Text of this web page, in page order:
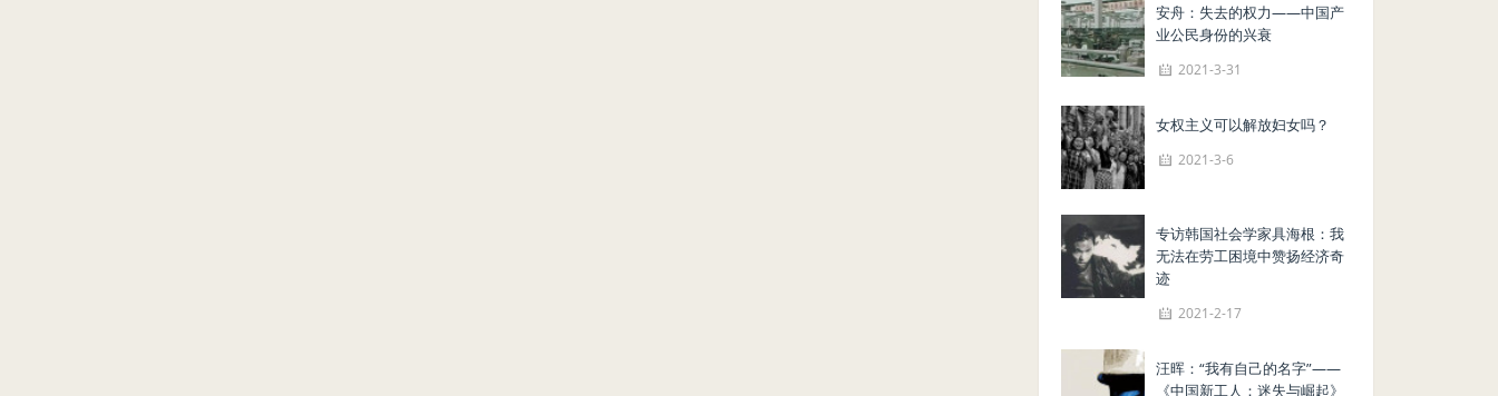
安舟：失去的权力——中国产
业公民身份的兴衰
2021-3-31
女权主义可以解放妇女吗？
2021-3-6
专访韩国社会学家具海根：我
无法在劳工困境中赞扬经济奇
迹
2021-2-17
汪晖：“我有自己的名字”——
《中国新工人：迷失与崛起》